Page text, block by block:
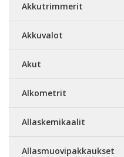
Akkutrimmerit
Akkuvalot
Akut
Alkometrit
Allaskemikaalit
Allasmuovipakkaukset